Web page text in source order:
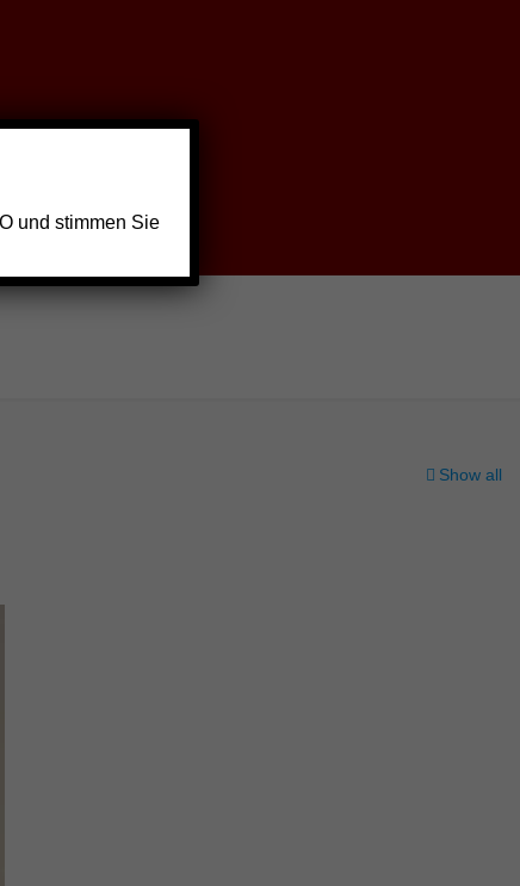
Show all
und stimmen Sie